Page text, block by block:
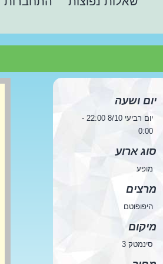
יום ושעה
יום רביעי 8/10 22:00 -
0:00
סוג ארוע
מופע
מרצים
היפופוטם
מיקום
סינמטק 3